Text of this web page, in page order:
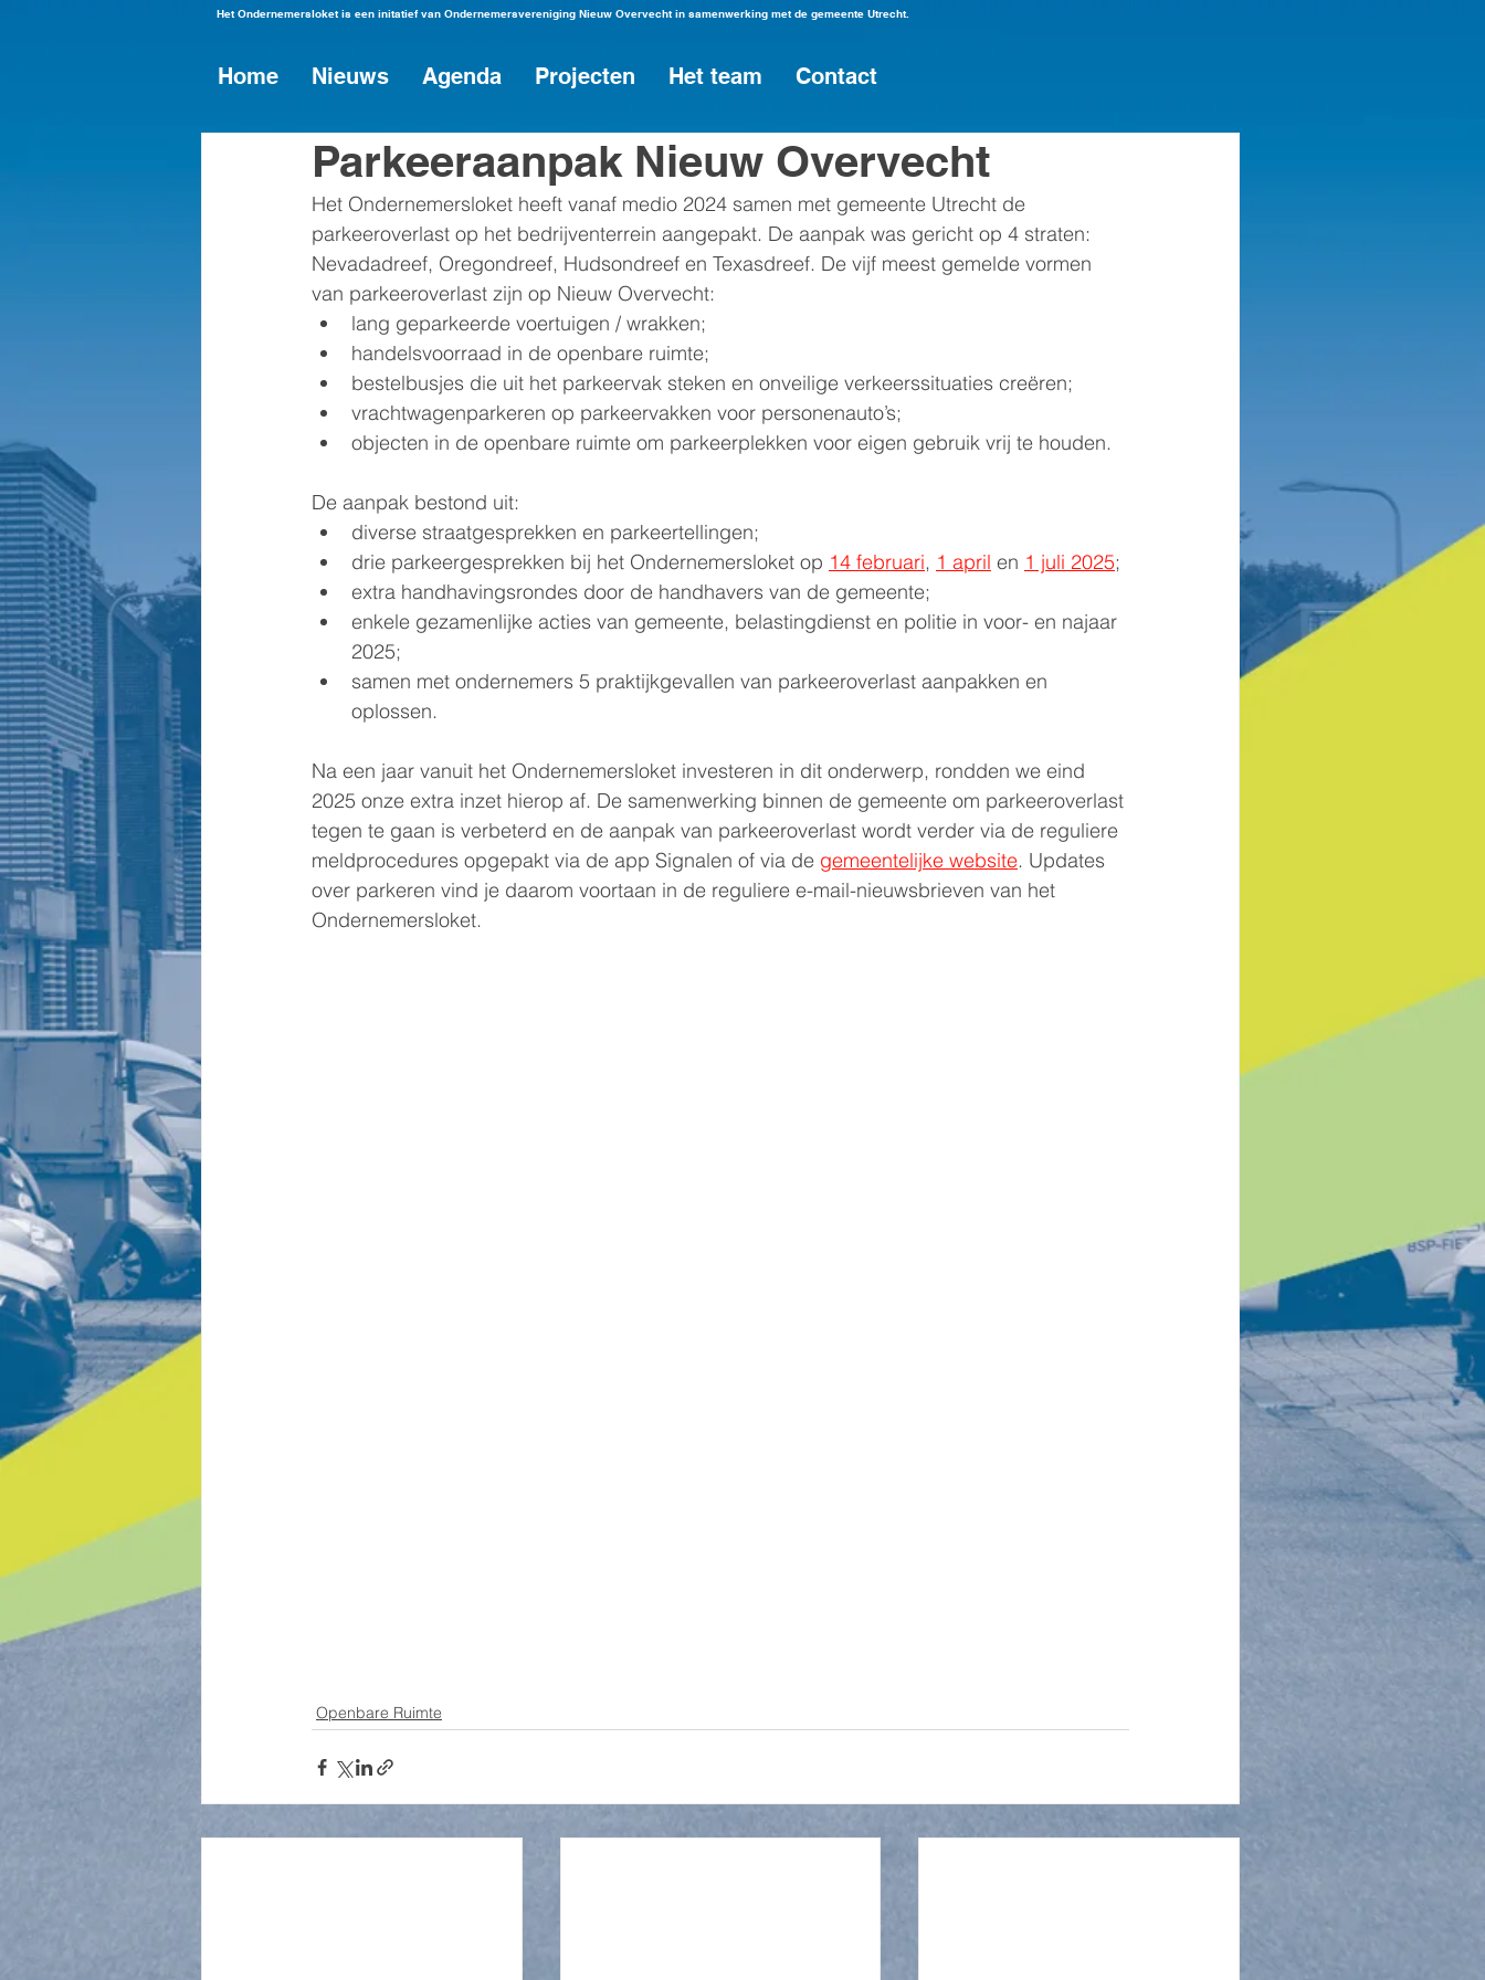
Het Ondernemersloket is een initatief van Ondernemersvereniging Nieuw Overvecht in samenwerking met de gemeente Utrecht.
Home Nieuws Agenda Projecten Het team Contact
Parkeeraanpak Nieuw Overvecht
Het Ondernemersloket heeft vanaf medio 2024 samen met gemeente Utrecht de
parkeeroverlast op het bedrijventerrein aangepakt. De aanpak was gericht op 4 straten:
Nevadadreef, Oregondreef, Hudsondreef en Texasdreef. De vijf meest gemelde vormen
van parkeeroverlast zijn op Nieuw Overvecht:
lang geparkeerde voertuigen / wrakken;
handelsvoorraad in de openbare ruimte;
bestelbusjes die uit het parkeervak steken en onveilige verkeerssituaties creëren;
vrachtwagenparkeren op parkeervakken voor personenauto’s;
objecten in de openbare ruimte om parkeerplekken voor eigen gebruik vrij te houden.
De aanpak bestond uit:
diverse straatgesprekken en parkeertellingen;
drie parkeergesprekken bij het Ondernemersloket op 14 februari, 1 april en 1 juli 2025;
extra handhavingsrondes door de handhavers van de gemeente;
enkele gezamenlijke acties van gemeente, belastingdienst en politie in voor- en najaar
2025;
samen met ondernemers 5 praktijkgevallen van parkeeroverlast aanpakken en
oplossen.
Na een jaar vanuit het Ondernemersloket investeren in dit onderwerp, rondden we eind
2025 onze extra inzet hierop af. De samenwerking binnen de gemeente om parkeeroverlast
tegen te gaan is verbeterd en de aanpak van parkeeroverlast wordt verder via de reguliere
meldprocedures opgepakt via de app Signalen of via de gemeentelijke website. Updates
over parkeren vind je daarom voortaan in de reguliere e-mail-nieuwsbrieven van het
Ondernemersloket.
Openbare Ruimte